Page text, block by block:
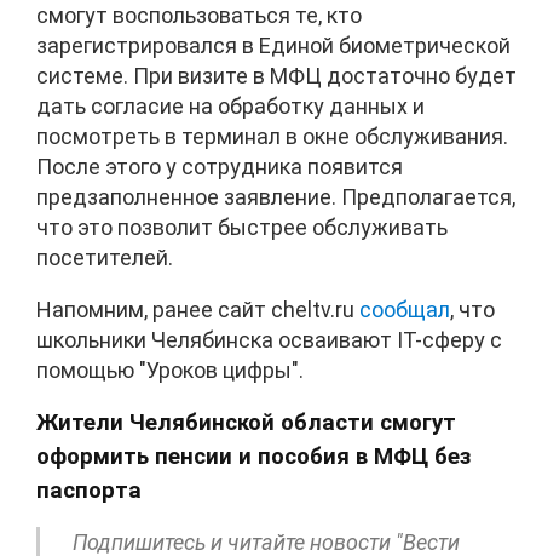
смогут воспользоваться те, кто
зарегистрировался в Единой биометрической
системе. При визите в МФЦ достаточно будет
дать согласие на обработку данных и
посмотреть в терминал в окне обслуживания.
После этого у сотрудника появится
предзаполненное заявление. Предполагается,
что это позволит быстрее обслуживать
посетителей.
Напомним, ранее сайт cheltv.ru сообщал, что
школьники Челябинска осваивают IT-сферу с
помощью "Уроков цифры".
Жители Челябинской области смогут
оформить пенсии и пособия в МФЦ без
паспорта
Подпишитесь и читайте новости "Вести